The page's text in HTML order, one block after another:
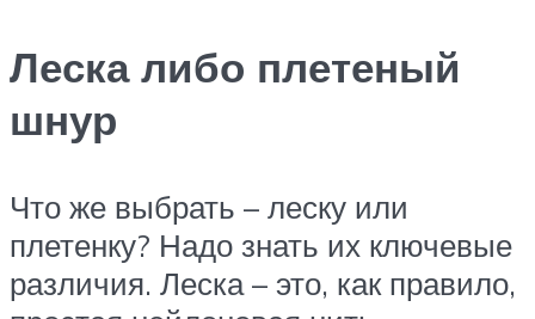
Леска либо плетеный
шнур
Что же выбрать – леску или
плетенку? Надо знать их ключевые
различия. Леска – это, как правило,